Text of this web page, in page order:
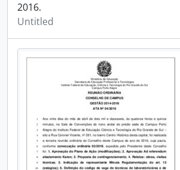
2016.
Untitled